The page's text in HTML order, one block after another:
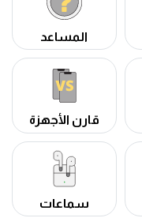
المساعد
قارن الأجهزة
سماعات